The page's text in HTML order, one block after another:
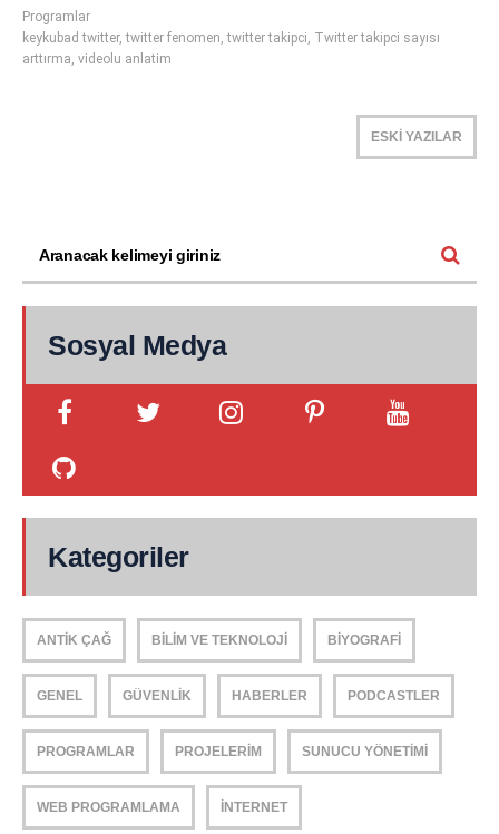
Programlar
keykubad twitter,twitter fenomen,twitter takipci, Twitter takipci sayısı
arttırma, videolu anlatim
ESKİ YAZILAR
Sosyal Medya
Kategoriler
ANTIK ÇAĞ BILIM VE TEKNOLOJI BIYOGRAFI
GENEL GÜVENLIK HABERLER PODCASTLER
PROGRAMLAR PROJELERIM SUNUCU YÖNETIMI
WEB PROGRAMLAMA İNTERNET